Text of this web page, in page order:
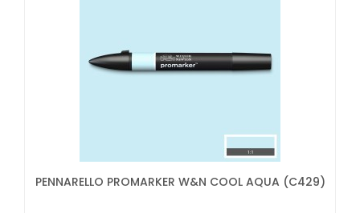
PENNARELLO PROMARKER W&N COOL AQUA (C429)